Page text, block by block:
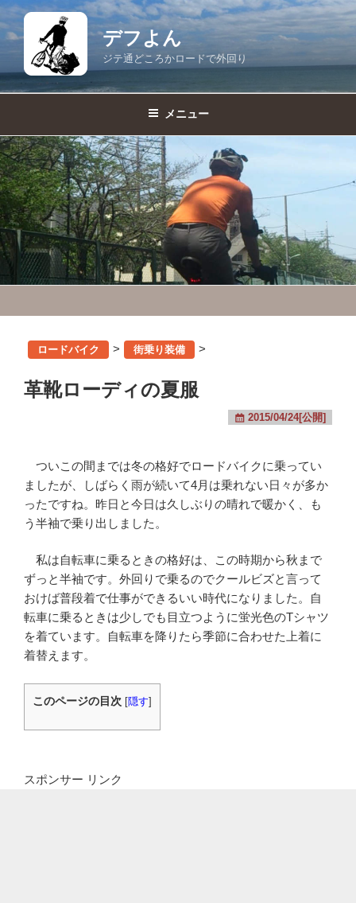
コ
ン
キ
ッ
プ
デフよん
ジテ通どころかロードで外回り
メニュー
ロードバイク > 街乗り装備 >
革靴ローディの夏服
2015/04/24[公開]
ついこの間までは冬の格好でロードバイクに乗ってい
ましたが、しばらく雨が続いて4月は乗れない日々が多か
ったですね。昨日と今日は久しぶりの晴れで暖かく、も
う半袖で乗り出しました。
私は自転車に乗るときの格好は、この時期から秋まで
ずっと半袖です。外回りで乗るのでクールビズと言って
おけば普段着で仕事ができるいい時代になりました。自
転車に乗るときは少しでも目立つように蛍光色のTシャツ
を着ています。自転車を降りたら季節に合わせた上着に
着替えます。
このページの目次 [隠す]
スポンサー リンク